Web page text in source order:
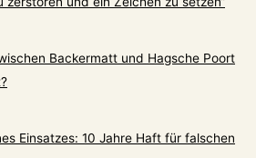
Backermatt und Hagsche Poort
Einsatzes: 10 Jahre Haft für falschen